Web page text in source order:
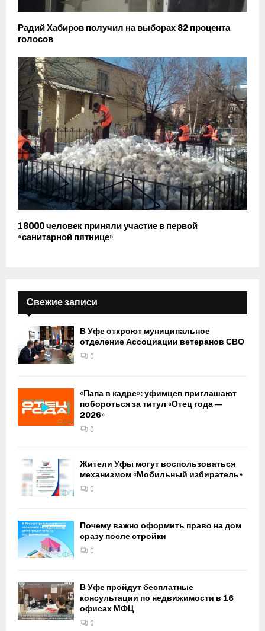
Радий Хабиров получил на выборах 82 процента
голосов
18000 человек приняли участие в первой
«санитарной пятнице»
Свежие записи
В Уфе откроют муниципальное
отделение Ассоциации ветеранов СВО
0
«Папа в кадре»: уфимцев приглашают
побороться за титул «Отец года —
2026»
0
Жители Уфы могут воспользоваться
механизмом «Мобильный избиратель»
0
Почему важно оформить право на дом
сразу после стройки
0
В Уфе пройдут бесплатные
консультации по недвижимости в 16
офисах МФЦ
0